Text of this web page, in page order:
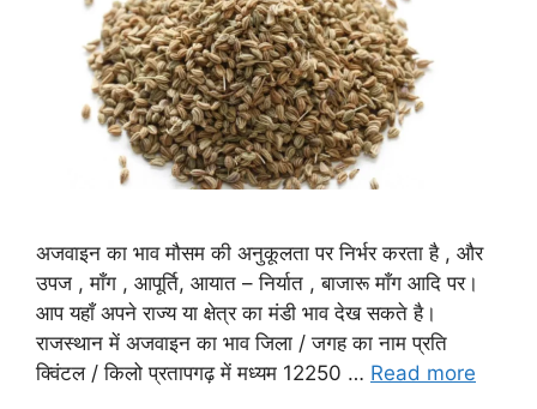
अजवाइन का भाव मौसम की अनुकूलता पर निर्भर करता है , और
उपज , माँग , आपूर्ति, आयात – निर्यात , बाजारू माँग आदि पर।
आप यहाँ अपने राज्य या क्षेत्र का मंडी भाव देख सकते है।
राजस्थान में अजवाइन का भाव जिला / जगह का नाम प्रति
क्विंटल / किलो प्रतापगढ़ में मध्यम 12250 … Read more